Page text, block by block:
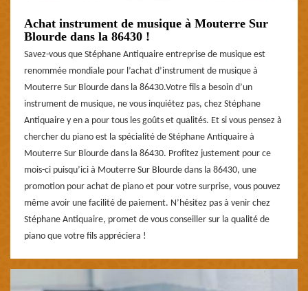
Achat instrument de musique à Mouterre Sur
Blourde dans la 86430 !
Savez-vous que Stéphane Antiquaire entreprise de musique est
renommée mondiale pour l’achat d’instrument de musique à
Mouterre Sur Blourde dans la 86430.Votre fils a besoin d’un
instrument de musique, ne vous inquiétez pas, chez Stéphane
Antiquaire y en a pour tous les goûts et qualités. Et si vous pensez à
chercher du piano est la spécialité de Stéphane Antiquaire à
Mouterre Sur Blourde dans la 86430. Profitez justement pour ce
mois-ci puisqu’ici à Mouterre Sur Blourde dans la 86430, une
promotion pour achat de piano et pour votre surprise, vous pouvez
même avoir une facilité de paiement. N’hésitez pas à venir chez
Stéphane Antiquaire, promet de vous conseiller sur la qualité de
piano que votre fils appréciera !